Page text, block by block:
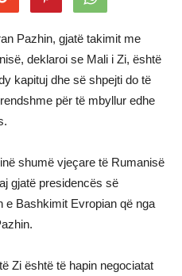
Pazhin, gjatë takimit me
deklaroi se Mali i Zi, është
kapituj dhe së shpejti do të
për të mbyllur edhe
shumë vjeçare të Rumanisë
gjatë presidencës së
e Bashkimit Evropian që nga
Zi është të hapin negociatat